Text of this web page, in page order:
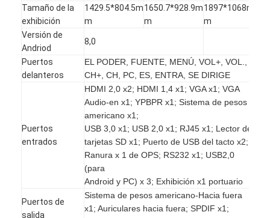
whiteboard interactivo infrarrojo
Pantalla plana interactiva
Monitor interactivo de la pantalla táctil
tablero elegante del lcd
LED Whiteboard interactivo
Pantalla táctil interactiva Whiteboard
todos en un whiteboard interactivo
whiteboard interactivo portátil
Tamaño de la
exhibición
1429.5*804.5m
m
1650.7*928.9m
m
1897*1068m
m
Versión de
Andriod
8,0
Puertos
delanteros
EL PODER, FUENTE, MENÚ, VOL+, VOL.,
CH+, CH, PC, ES, ENTRA, SE DIRIGE
Puertos
entrados
HDMI 2,0 x2; HDMI 1,4 x1; VGA x1; VGA
Audio-en x1; YPBPR x1; Sistema de pesos
americano x1;
USB 3,0 x1; USB 2,0 x1; RJ45 x1; Lector de
tarjetas SD x1; Puerto de USB del tacto x2;
Ranura x 1 de OPS; RS232 x1; USB2,0
(para
Android y PC) x 3; Exhibición x1 portuario
Puertos de
salida
Sistema de pesos americano-Hacia fuera
x1; Auriculares hacia fuera; SPDIF x1;